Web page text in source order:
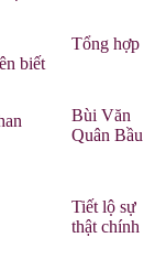
Tổng hợp
biết
Bùi Văn
Quân Bầu
Tiết lộ sự
thật chính